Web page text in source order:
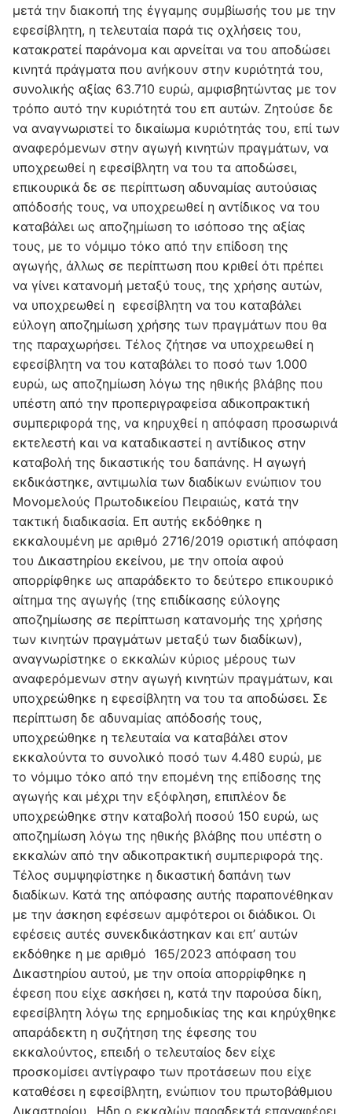
μετά την διακοπή της έγγαμης συμβίωσής του με την
εφεσίβλητη, η τελευταία παρά τις οχλήσεις του,
κατακρατεί παράνομα και αρνείται να του αποδώσει
κινητά πράγματα που ανήκουν στην κυριότητά του,
συνολικής αξίας 63.710 ευρώ, αμφισβητώντας με τον
τρόπο αυτό την κυριότητά του επ αυτών. Ζητούσε δε
να αναγνωριστεί το δικαίωμα κυριότητάς του, επί των
αναφερόμενων στην αγωγή κινητών πραγμάτων, να
υποχρεωθεί η εφεσίβλητη να του τα αποδώσει,
επικουρικά δε σε περίπτωση αδυναμίας αυτούσιας
απόδοσής τους, να υποχρεωθεί η αντίδικος να του
καταβάλει ως αποζημίωση το ισόποσο της αξίας
τους, με το νόμιμο τόκο από την επίδοση της
αγωγής, άλλως σε περίπτωση που κριθεί ότι πρέπει
να γίνει κατανομή μεταξύ τους, της χρήσης αυτών,
να υποχρεωθεί η εφεσίβλητη να του καταβάλει
εύλογη αποζημίωση χρήσης των πραγμάτων που θα
της παραχωρήσει. Τέλος ζήτησε να υποχρεωθεί η
εφεσίβλητη να του καταβάλει το ποσό των 1.000
ευρώ, ως αποζημίωση λόγω της ηθικής βλάβης που
υπέστη από την προπεριγραφείσα αδικοπρακτική
συμπεριφορά της, να κηρυχθεί η απόφαση προσωρινά
εκτελεστή και να καταδικαστεί η αντίδικος στην
καταβολή της δικαστικής του δαπάνης. Η αγωγή
εκδικάστηκε, αντιμωλία των διαδίκων ενώπιον του
Μονομελούς Πρωτοδικείου Πειραιώς, κατά την
τακτική διαδικασία. Επ αυτής εκδόθηκε η
εκκαλουμένη με αριθμό 2716/2019 οριστική απόφαση
του Δικαστηρίου εκείνου, με την οποία αφού
απορρίφθηκε ως απαράδεκτο το δεύτερο επικουρικό
αίτημα της αγωγής (της επιδίκασης εύλογης
αποζημίωσης σε περίπτωση κατανομής της χρήσης
των κινητών πραγμάτων μεταξύ των διαδίκων),
αναγνωρίστηκε ο εκκαλών κύριος μέρους των
αναφερόμενων στην αγωγή κινητών πραγμάτων, και
υποχρεώθηκε η εφεσίβλητη να του τα αποδώσει. Σε
περίπτωση δε αδυναμίας απόδοσής τους,
υποχρεώθηκε η τελευταία να καταβάλει στον
εκκαλούντα το συνολικό ποσό των 4.480 ευρώ, με
το νόμιμο τόκο από την επομένη της επίδοσης της
αγωγής και μέχρι την εξόφληση, επιπλέον δε
υποχρεώθηκε στην καταβολή ποσού 150 ευρώ, ως
αποζημίωση λόγω της ηθικής βλάβης που υπέστη ο
εκκαλών από την αδικοπρακτική συμπεριφορά της.
Τέλος συμψηφίστηκε η δικαστική δαπάνη των
διαδίκων. Κατά της απόφασης αυτής παραπονέθηκαν
με την άσκηση εφέσεων αμφότεροι οι διάδικοι. Οι
εφέσεις αυτές συνεκδικάστηκαν και επ’ αυτών
εκδόθηκε η με αριθμό 165/2023 απόφαση του
Δικαστηρίου αυτού, με την οποία απορρίφθηκε η
έφεση που είχε ασκήσει η, κατά την παρούσα δίκη,
εφεσίβλητη λόγω της ερημοδικίας της και κηρύχθηκε
απαράδεκτη η συζήτηση της έφεσης του
εκκαλούντος, επειδή ο τελευταίος δεν είχε
προσκομίσει αντίγραφο των προτάσεων που είχε
καταθέσει η εφεσίβλητη, ενώπιον του πρωτοβάθμιου